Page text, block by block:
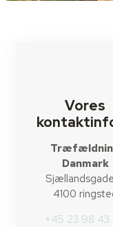
Vores
Danmark
Sjællandsgade
4100
+45 23 98 43